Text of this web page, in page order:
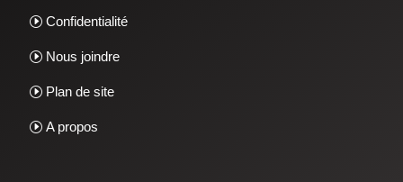
Confidentialité
Nous joindre
Plan de site
A propos